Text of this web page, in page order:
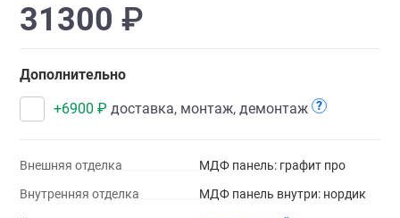
31300 ₽
Дополнительно
+6900 ₽ доставка, монтаж, демонтаж ?
Внешняя отделка
МДФ панель: графит про
Внутренняя отделка
МДФ панель внутри: нордик